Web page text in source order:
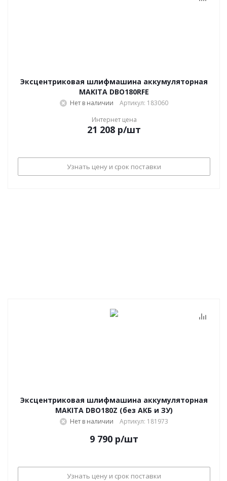
Эксцентриковая шлифмашина аккумуляторная
MAKITA DBO180RFE
Нет в наличии
Артикул: 183060
Интернет цена
21 208 р/шт
Узнать цену и срок поставки
Эксцентриковая шлифмашина аккумуляторная
MAKITA DBO180Z (без АКБ и ЗУ)
Нет в наличии Артикул: 181973
9 790 р/шт
Узнать цену и срок поставки